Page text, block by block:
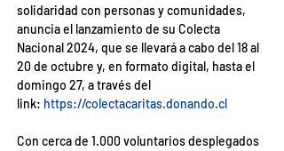
solidaridad con personas y comunidades,
anuncia el lanzamiento de su Colecta
Nacional 2024, que se llevará a cabo del 18 al
20 de octubre y, en formato digital, hasta el
domingo 27, a través del
link: https://colectacaritas.donando.cl
Con cerca de 1.000 voluntarios desplegados